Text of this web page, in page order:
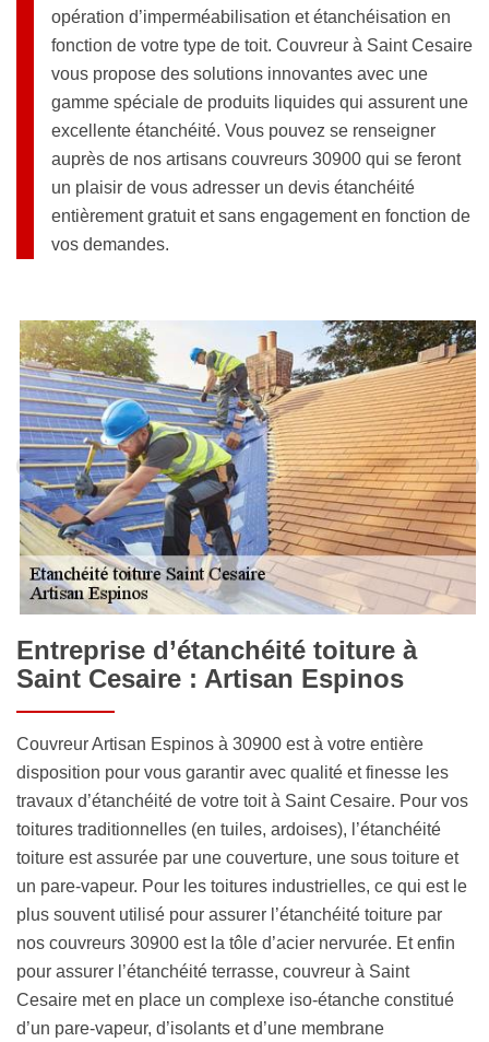
opération d’imperméabilisation et étanchéisation en
fonction de votre type de toit. Couvreur à Saint Cesaire
vous propose des solutions innovantes avec une
gamme spéciale de produits liquides qui assurent une
excellente étanchéité. Vous pouvez se renseigner
auprès de nos artisans couvreurs 30900 qui se feront
un plaisir de vous adresser un devis étanchéité
entièrement gratuit et sans engagement en fonction de
vos demandes.
Entreprise d’étanchéité toiture à
Saint Cesaire : Artisan Espinos
Couvreur Artisan Espinos à 30900 est à votre entière
disposition pour vous garantir avec qualité et finesse les
travaux d’étanchéité de votre toit à Saint Cesaire. Pour vos
toitures traditionnelles (en tuiles, ardoises), l’étanchéité
toiture est assurée par une couverture, une sous toiture et
un pare-vapeur. Pour les toitures industrielles, ce qui est le
plus souvent utilisé pour assurer l’étanchéité toiture par
nos couvreurs 30900 est la tôle d’acier nervurée. Et enfin
pour assurer l’étanchéité terrasse, couvreur à Saint
Cesaire met en place un complexe iso-étanche constitué
d’un pare-vapeur, d’isolants et d’une membrane